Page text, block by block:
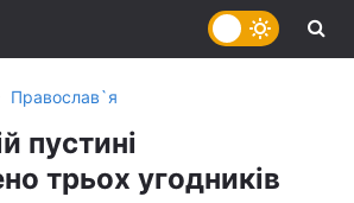
Православ`я
пустині
трьох угодників